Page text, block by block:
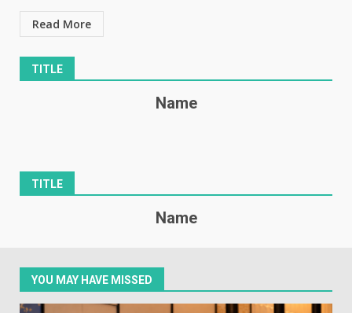
Read More
TITLE
Name
TITLE
Name
YOU MAY HAVE MISSED